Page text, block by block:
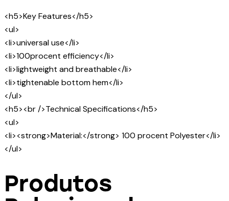
<h5>Key Features</h5>
<ul>
<li>universal use</li>
<li>100procent efficiency</li>
<li>lightweight and breathable</li>
<li>tightenable bottom hem</li>
</ul>
<h5><br />Technical Specifications</h5>
<ul>
<li><strong>Material:</strong> 100 procent Polyester</li>
</ul>
Produtos